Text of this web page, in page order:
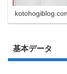
基本データ